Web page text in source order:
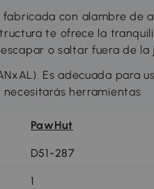
fabricada con alambre de
te ofrece la
o saltar fuera de la
Es adecuada para
necesitarás herramientas
PawHut
D51-287
1